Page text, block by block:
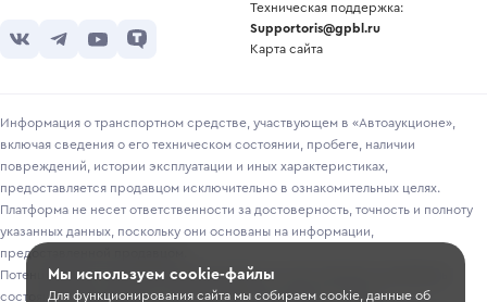
Техническая поддержка:
Supportoris@gpbl.ru
Карта сайта
Информация о транспортном средстве, участвующем в «Автоаукционе»,
включая сведения о его техническом состоянии, пробеге, наличии
повреждений, истории эксплуатации и иных характеристиках,
предоставляется продавцом исключительно в ознакомительных целях.
Платформа не несет ответственности за достоверность, точность и полноту
указанных данных, поскольку они основаны на информации,
предоставленной продавцом.
Потенциальным покупателям рекомендуется самостоятельно проверять
состояние транспортного средства перед участием в торгах.
Мы используем cookie-файлы
Для функционирования сайта мы собираем cookie, данные об